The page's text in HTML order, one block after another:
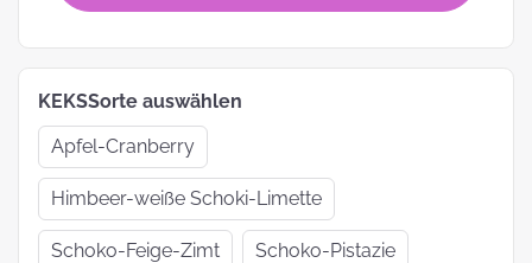
KEKSSorte auswählen
Apfel-Cranberry
Himbeer-weiße Schoki-Limette
Schoko-Feige-Zimt Schoko-Pistazie